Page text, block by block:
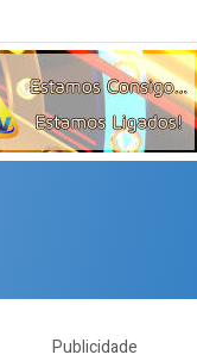
Publicidade